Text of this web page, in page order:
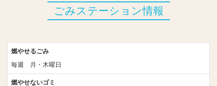
ごみステーション情報
燃やせるごみ
毎週 月・木曜日
燃やせないゴミ